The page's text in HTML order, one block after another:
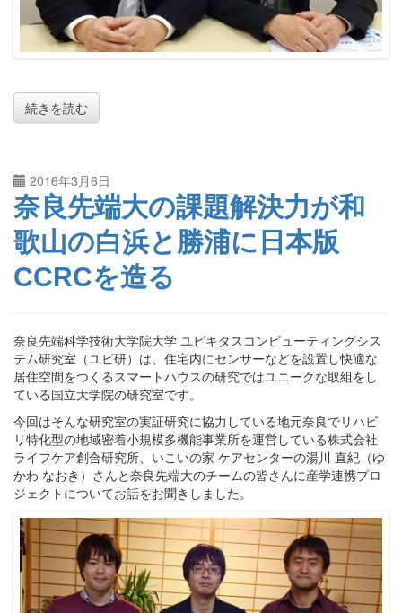
続きを読む
2016年3月6日
奈良先端大の課題解決力が和
歌山の白浜と勝浦に日本版
CCRCを造る
奈良先端科学技術大学院大学 ユビキタスコンピューティングシス
テム研究室（ユビ研）は、住宅内にセンサーなどを設置し快適な
居住空間をつくるスマートハウスの研究ではユニークな取組をし
ている国立大学院の研究室です。
今回はそんな研究室の実証研究に協力している地元奈良でリハビ
リ特化型の地域密着小規模多機能事業所を運営している株式会社
ライフケア創合研究所、いこいの家 ケアセンターの湯川 直紀（ゆ
かわ なおき）さんと奈良先端大のチームの皆さんに産学連携プロ
ジェクトについてお話をお聞きしました。